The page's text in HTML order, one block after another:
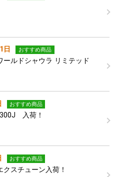
日 おすすめ商品
ールドシャウラ リミテッド
おすすめ商品
入荷！
おすすめ商品
クスチューン入荷！